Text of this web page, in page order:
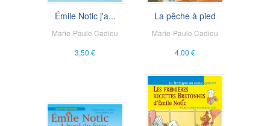
Émile Notic j'a...
Marie-Paule Cadieu
3,50 €
La pêche à pied
Marie-Paule Cadieu
4,00 €